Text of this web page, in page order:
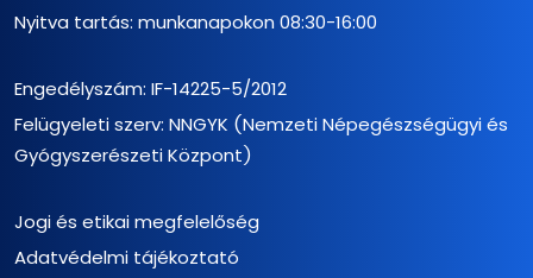
Nyitva tartás: munkanapokon 08:30-16:00
Engedélyszám: IF-14225-5/2012
Felügyeleti szerv: NNGYK (Nemzeti Népegészségügyi és
Gyógyszerészeti Központ)
Jogi és etikai megfelelőség
Adatvédelmi tájékoztató